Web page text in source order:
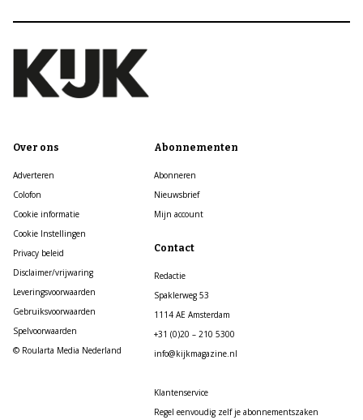
Over ons
Adverteren
Colofon
Cookie informatie
Cookie Instellingen
Privacy beleid
Disclaimer/vrijwaring
Leveringsvoorwaarden
Gebruiksvoorwaarden
Spelvoorwaarden
© Roularta Media Nederland
Abonnementen
Abonneren
Nieuwsbrief
Mijn account
Contact
Redactie
Spaklerweg 53
1114 AE Amsterdam
+31 (0)20 – 210 5300
info@kijkmagazine.nl
Klantenservice
Regel eenvoudig zelf je abonnementszaken